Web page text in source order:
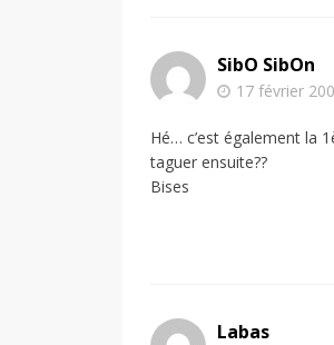
SibO SibOn
17 février
Hé… c’est également la
taguer ensuite??
Bises
Labas